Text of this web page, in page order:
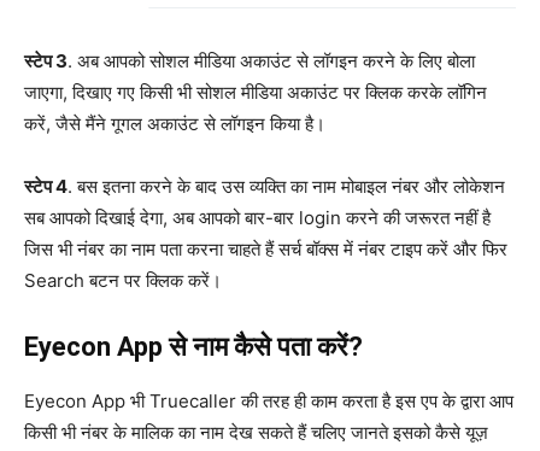
स्टेप 3. अब आपको सोशल मीडिया अकाउंट से लॉगइन करने के लिए बोला
जाएगा, दिखाए गए किसी भी सोशल मीडिया अकाउंट पर क्लिक करके लॉगिन
करें, जैसे मैंने गूगल अकाउंट से लॉगइन किया है।
स्टेप 4. बस इतना करने के बाद उस व्यक्ति का नाम मोबाइल नंबर और लोकेशन
सब आपको दिखाई देगा, अब आपको बार-बार login करने की जरूरत नहीं है
जिस भी नंबर का नाम पता करना चाहते हैं सर्च बॉक्स में नंबर टाइप करें और फिर
Search बटन पर क्लिक करें।
Eyecon App से नाम कैसे पता करें?
Eyecon App भी Truecaller की तरह ही काम करता है इस एप के द्वारा आप
किसी भी नंबर के मालिक का नाम देख सकते हैं चलिए जानते इसको कैसे यूज़